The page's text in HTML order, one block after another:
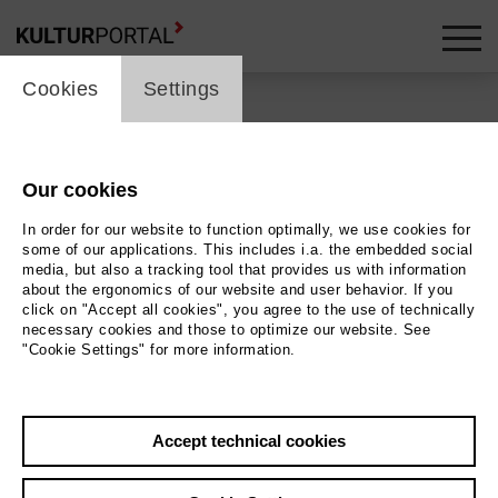
Ernst Deutsch Theater
plattform-Bühne
Contact
ernst-deutsch-theater.de
HomePage
cookie_layer
Cookies Settings
Our cookies
In order for our website to function optimally, we use cookies for
some of our applications. This includes i.a. the embedded social
media, but also a tracking tool that provides us with information
about the ergonomics of our website and user behavior. If you
click on "Accept all cookies", you agree to the use of technically
necessary cookies and those to optimize our website. See
"Cookie Settings" for more information.
Accept technical cookies